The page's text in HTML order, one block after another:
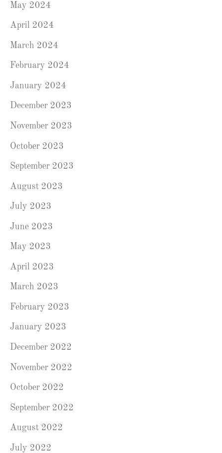
May 2024
April 2024
March 2024
February 2024
January 2024
December 2023
November 2023
October 2023
September 2023
August 2023
July 2023
June 2023
May 2023
April 2023
March 2023
February 2023
January 2023
December 2022
November 2022
October 2022
September 2022
August 2022
July 2022